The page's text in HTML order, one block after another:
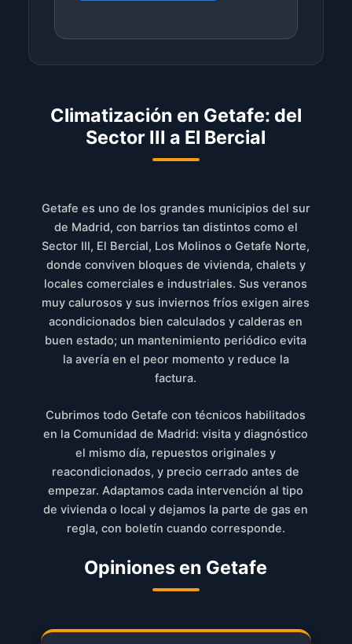
Climatización en Getafe: del
Sector III a El Bercial
Getafe es uno de los grandes municipios del sur
de Madrid, con barrios tan distintos como el
Sector III, El Bercial, Los Molinos o Getafe Norte,
donde conviven bloques de vivienda, chalets y
locales comerciales e industriales. Sus veranos
muy calurosos y sus inviernos fríos exigen aires
acondicionados bien calculados y calderas en
buen estado; un mantenimiento periódico evita
la avería en el peor momento y reduce la
factura.
Cubrimos todo Getafe con técnicos habilitados
en la Comunidad de Madrid: visita y diagnóstico
el mismo día, repuestos originales y
reacondicionados, y precio cerrado antes de
empezar. Adaptamos cada intervención al tipo
de vivienda o local y dejamos la parte de gas en
regla, con boletín cuando corresponde.
Opiniones en Getafe